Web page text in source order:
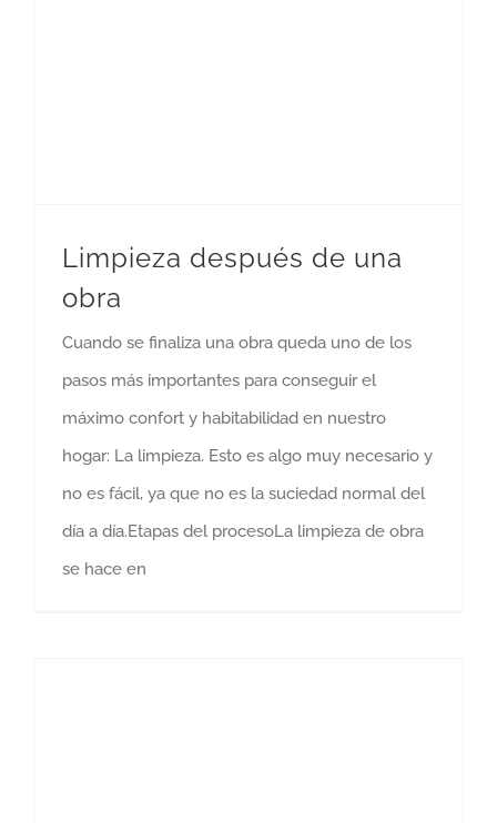
Limpieza después de una
obra
Cuando se finaliza una obra queda uno de los
pasos más importantes para conseguir el
máximo confort y habitabilidad en nuestro
hogar: La limpieza. Esto es algo muy necesario y
no es fácil, ya que no es la suciedad normal del
día a día.Etapas del procesoLa limpieza de obra
se hace en